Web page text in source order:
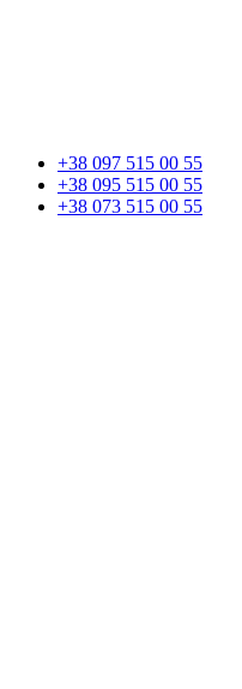
+38 097 515 00 55
+38 095 515 00 55
+38 073 515 00 55